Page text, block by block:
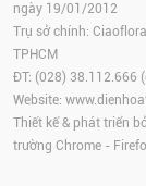
ngày 19/01/2012
Trụ sở chính:
TPHCM
ĐT: (028) 38.112.666
Website:
Thiết kế & phát triển
trường Chrome -